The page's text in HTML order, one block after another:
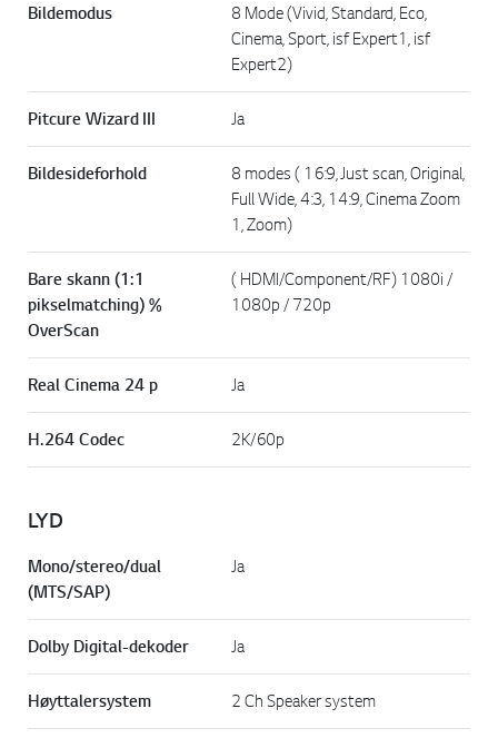
Bildemodus
8 Mode (Vivid, Standard, Eco,
Cinema, Sport, isf Expert1, isf
Expert2)
Pitcure Wizard III Ja
Bildesideforhold
8 modes ( 16:9, Just scan, Original,
Full Wide, 4:3, 14:9, Cinema Zoom
1, Zoom)
Bare skann (1:1
pikselmatching) %
OverScan
( HDMI/Component/RF) 1080i /
1080p / 720p
Real Cinema 24 p Ja
H.264 Codec 2K/60p
LYD
Mono/stereo/dual
(MTS/SAP)
Ja
Dolby Digital-dekoder Ja
Høyttalersystem 2 Ch Speaker system